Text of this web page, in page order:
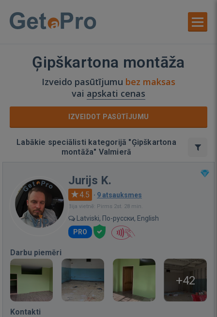
Ģipškartona montāža
Izveido pasūtījumu bez maksas
vai apskati cenas
IZVEIDOT PASŪTĪJUMU
Labākie speciālisti kategorijā "Ģipškartona
montāža" Valmierā
Jurijs K.
4.5 · 9 atsauksmes
Bija vietnē: Pirms 2st. 28 min.
Latviski, По-русски, English
PRO
Darbu piemēri
+42
Kontakti